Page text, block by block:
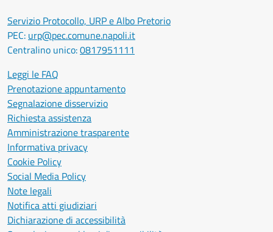
Servizio Protocollo, URP e Albo Pretorio
PEC: urp@pec.comune.napoli.it
Centralino unico:0817951111
Leggi le FAQ
Prenotazione appuntamento
Segnalazione disservizio
Richiesta assistenza
Amministrazione trasparente
Informativa privacy
Cookie Policy
Social Media Policy
Note legali
Notifica atti giudiziari
Dichiarazione di accessibilità